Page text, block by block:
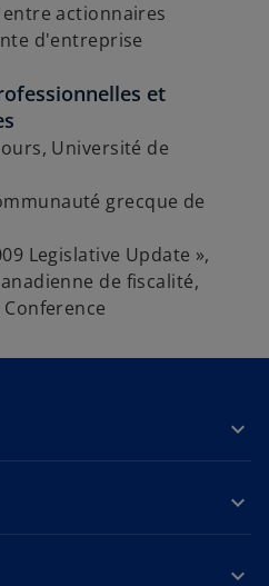
actionnaires
d'entreprise
et
Université de
grecque de
Legislative Update »,
de fiscalité,